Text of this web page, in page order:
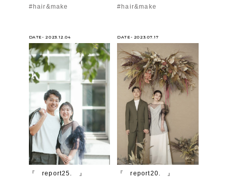
#hair&make
#hair&make
DATE- 2023.12.04
『 report25. 』
DATE- 2023.07.17
『 report20. 』